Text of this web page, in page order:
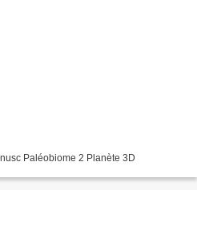
Paléobiome 2 Planète 3D